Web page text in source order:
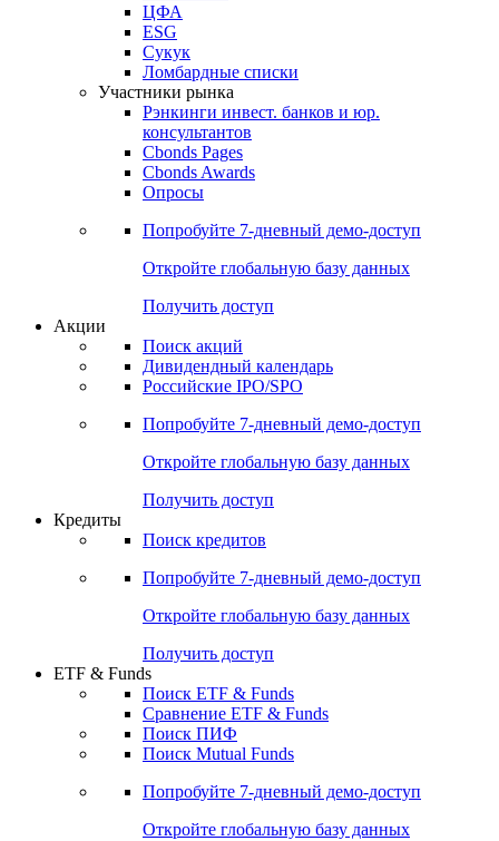
Ближайшие размещения (Россия)
Специальные разделы
Кривые доходности
Best bid/ask
ЦФА
ESG
Сукук
Ломбардные списки
Участники рынка
Рэнкинги инвест. банков и юр.
Cbonds Pages
Опросы
Попробуйте7-дневный
Откройте глобальную базу данных
Получить доступ
Поиск акций
Российские IPO/SPO
Попробуйте7-дневный
Откройте глобальную базу данных
Получить доступ
Поиск кредитов
Попробуйте7-дневный
Откройте глобальную базу данных
Получить доступ
ETF & Funds
Сравнение ETF & Funds
Поиск Mutual Funds